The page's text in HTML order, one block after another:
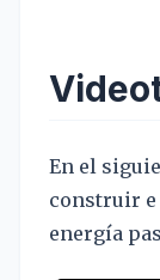
En el
construir e
energía